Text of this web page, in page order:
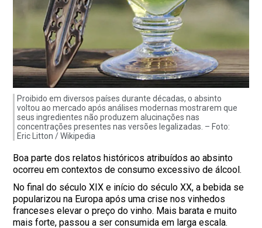
Proibido em diversos países durante décadas, o absinto
voltou ao mercado após análises modernas mostrarem que
seus ingredientes não produzem alucinações nas
concentrações presentes nas versões legalizadas. – Foto:
Eric Litton / Wikipedia
Boa parte dos relatos históricos atribuídos ao absinto
ocorreu em contextos de consumo excessivo de álcool.
No final do século XIX e início do século XX, a bebida se
popularizou na Europa após uma crise nos vinhedos
franceses elevar o preço do vinho. Mais barata e muito
mais forte, passou a ser consumida em larga escala.